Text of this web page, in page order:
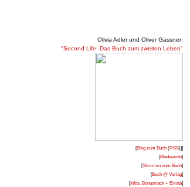
Olivia Adler und Oliver Gassner:
"Second Life. Das Buch zum zweiten Leben"
[Blog zum Buch (RSS)]]
[Medieninfo]
[Stimmen zum Buch]
[Buch @ Verlag]
[Infos, Bonustrack + Errata]